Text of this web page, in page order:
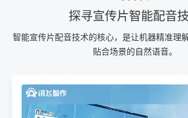
探寻宣传片智能配音
智能宣传片配音技术的核心，是让机器精准理
贴合场景的自然语音。